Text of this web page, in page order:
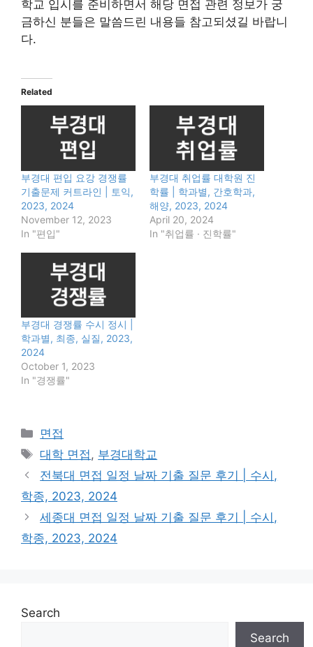
학교 입시를 준비하면서 해당 면접 관련 정보가 궁
금하신 분들은 말씀드린 내용들 참고되셨길 바랍니
다.
Related
부경대 편입 요강 경쟁률
기출문제 커트라인 | 토익,
2023, 2024
November 12, 2023
In "편입"
부경대 취업률 대학원 진
학률 | 학과별, 간호학과,
해양, 2023, 2024
April 20, 2024
In "취업률 · 진학률"
부경대 경쟁률 수시 정시 |
학과별, 최종, 실질, 2023,
2024
October 1, 2023
In "경쟁률"
Categories
면접
Tags
대학 면접, 부경대학교
전북대 면접 일정 날짜 기출 질문 후기 | 수시,
학종, 2023, 2024
세종대 면접 일정 날짜 기출 질문 후기 | 수시,
학종, 2023, 2024
Search
Search